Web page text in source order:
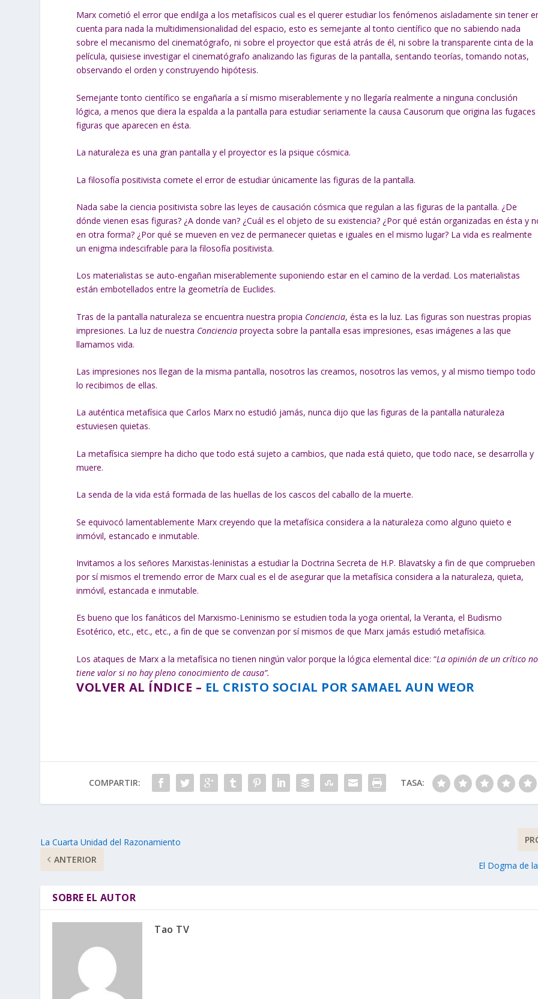
Marx cometió el error que endilga a los metafísicos cual es el querer estudiar los fenómenos aisladamente sin tener
cuenta para nada la multidimensionalidad del espacio, esto es semejante al tonto científico que no sabiendo nada
sobre el mecanismo del cinematógrafo, ni sobre el proyector que está atrás de él, ni sobre la transparente cinta de la
película, quisiese investigar el cinematógrafo analizando las figuras de la pantalla, sentando teorías, tomando notas,
observando el orden y construyendo hipótesis.
Semejante tonto científico se engañaría a sí mismo miserablemente y no llegaría realmente a ninguna conclusión
lógica, a menos que diera la espalda a la pantalla para estudiar seriamente la causa Causorum que origina las fugaces
figuras que aparecen en ésta.
La naturaleza es una gran pantalla y el proyector es la psique cósmica.
La filosofía positivista comete el error de estudiar únicamente las figuras de la pantalla.
Nada sabe la ciencia positivista sobre las leyes de causación cósmica que regulan a las figuras de la pantalla. ¿De
dónde vienen esas figuras? ¿A donde van? ¿Cuál es el objeto de su existencia? ¿Por qué están organizadas en ésta y
en otra forma? ¿Por qué se mueven en vez de permanecer quietas e iguales en el mismo lugar? La vida es realmente
un enigma indescifrable para la filosofía positivista.
Los materialistas se auto-engañan miserablemente suponiendo estar en el camino de la verdad. Los materialistas
están embotellados entre la geometría de Euclides.
Tras de la pantalla naturaleza se encuentra nuestra propia Conciencia, ésta es la luz. Las figuras son nuestras propias
impresiones. La luz de nuestra Conciencia proyecta sobre la pantalla esas impresiones, esas imágenes a las que
llamamos vida.
Las impresiones nos llegan de la misma pantalla, nosotros las creamos, nosotros las vemos, y al mismo tiempo todo
lo recibimos de ellas.
La auténtica metafísica que Carlos Marx no estudió jamás, nunca dijo que las figuras de la pantalla naturaleza
estuviesen quietas.
La metafísica siempre ha dicho que todo está sujeto a cambios, que nada está quieto, que todo nace, se desarrolla y
muere.
La senda de la vida está formada de las huellas de los cascos del caballo de la muerte.
Se equivocó lamentablemente Marx creyendo que la metafísica considera a la naturaleza como alguno quieto e
inmóvil, estancado e inmutable.
Invitamos a los señores Marxistas-leninistas a estudiar la Doctrina Secreta de H.P. Blavatsky a fin de que comprueben
por sí mismos el tremendo error de Marx cual es el de asegurar que la metafísica considera a la naturaleza, quieta,
inmóvil, estancada e inmutable.
Es bueno que los fanáticos del Marxismo-Leninismo se estudien toda la yoga oriental, la Veranta, el Budismo
Esotérico, etc., etc., etc., a fin de que se convenzan por sí mismos de que Marx jamás estudió metafísica.
Los ataques de Marx a la metafísica no tienen ningún valor porque la lógica elemental dice: “La opinión de un crítico no
tiene valor si no hay pleno conocimiento de causa”.
VOLVER AL ÍNDICE – EL CRISTO SOCIAL POR SAMAEL AUN WEOR
COMPARTIR: TASA:
La Cuarta Unidad del Razonamiento
ANTERIOR
El Dogma de
SOBRE EL AUTOR
Tao TV